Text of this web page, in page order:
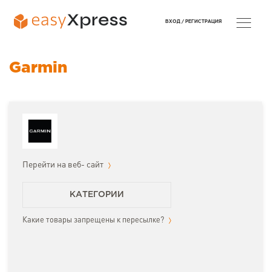
Garmin
Перейти на веб- сайт
КАТЕГОРИИ
Какие товары запрещены к пересылке?
ВХОД / РЕГИСТРАЦИЯ